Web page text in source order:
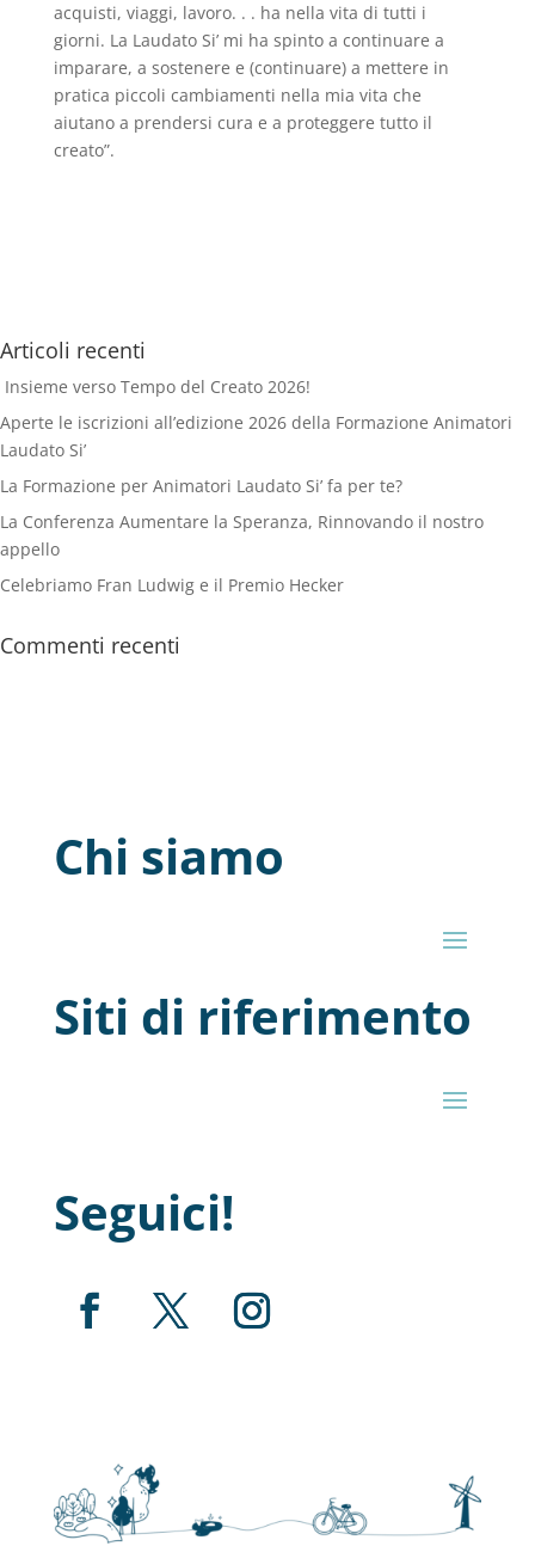
acquisti, viaggi, lavoro. . . ha nella vita di tutti i
giorni. La Laudato Si’ mi ha spinto a continuare a
imparare, a sostenere e (continuare) a mettere in
pratica piccoli cambiamenti nella mia vita che
aiutano a prendersi cura e a proteggere tutto il
creato”.
Articoli recenti
Insieme verso Tempo del Creato 2026!
Aperte le iscrizioni all’edizione 2026 della Formazione Animatori
Laudato Si’
La Formazione per Animatori Laudato Si’ fa per te?
La Conferenza Aumentare la Speranza, Rinnovando il nostro
appello
Celebriamo Fran Ludwig e il Premio Hecker
Commenti recenti
Chi siamo
Siti di riferimento
Seguici!